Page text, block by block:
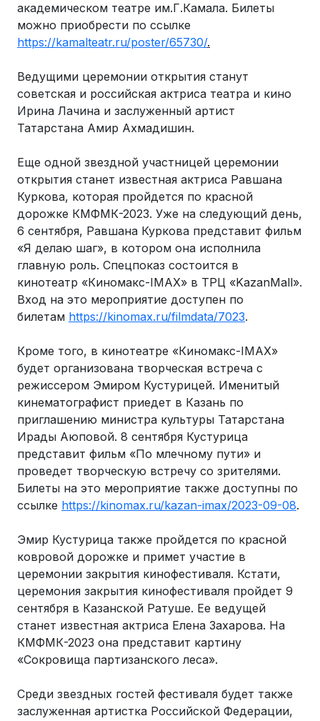
академическом театре им.Г.Камала. Билеты
можно приобрести по ссылке
https://kamalteatr.ru/poster/65730/.
Ведущими церемонии открытия станут
советская и российская актриса театра и кино
Ирина Лачина и заслуженный артист
Татарстана Амир Ахмадишин.
Еще одной звездной участницей церемонии
открытия станет известная актриса Равшана
Куркова, которая пройдется по красной
дорожке КМФМК-2023. Уже на следующий день,
6 сентября, Равшана Куркова представит фильм
«Я делаю шаг», в котором она исполнила
главную роль. Спецпоказ состоится в
кинотеатр «Киномакс-IMAX» в ТРЦ «KazanMall».
Вход на это мероприятие доступен по
билетам https://kinomax.ru/filmdata/7023.
Кроме того, в кинотеатре «Киномакс-IMAX»
будет организована творческая встреча с
режиссером Эмиром Кустурицей. Именитый
кинематографист приедет в Казань по
приглашению министра культуры Татарстана
Ирады Аюповой. 8 сентября Кустурица
представит фильм «По млечному пути» и
проведет творческую встречу со зрителями.
Билеты на это мероприятие также доступны по
ссылке https://kinomax.ru/kazan-imax/2023-09-08.
Эмир Кустурица также пройдется по красной
ковровой дорожке и примет участие в
церемонии закрытия кинофестиваля. Кстати,
церемония закрытия кинофестиваля пройдет 9
сентября в Казанской Ратуше. Ее ведущей
станет известная актриса Елена Захарова. На
КМФМК-2023 она представит картину
«Сокровища партизанского леса».
Среди звездных гостей фестиваля будет также
заслуженная артистка Российской Федерации,